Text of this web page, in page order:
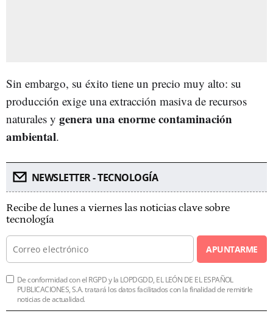
Sin embargo, su éxito tiene un precio muy alto: su
producción exige una extracción masiva de recursos
naturales y genera una enorme contaminación
ambiental.
NEWSLETTER - TECNOLOGÍA
Recibe de lunes a viernes las noticias clave sobre
tecnología
APUNTARME
De conformidad con el RGPD y la LOPDGDD, EL LEÓN DE EL ESPAÑOL
PUBLICACIONES, S.A. tratará los datos facilitados con la finalidad de remitirle
noticias de actualidad.